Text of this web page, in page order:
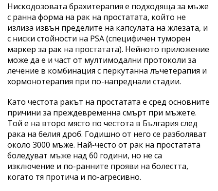
Нискодозовата брахитерапия е подходяща за мъже
с ранна форма на рак на простатата, който не
излиза извън пределите на капсулата на жлезата, и
с ниски стойности на PSA (специфичен туморен
маркер за рак на простатата). Нейното приложение
може да е и част от мултимодални протоколи за
лечение в комбинация с перкутанна лъчетерапия и
хормонотерапия при по-напреднали стадии.
Като честота ракът на простатата е сред основните
причини за преждевременна смърт при мъжете.
Той е на второ място по честота в България след
рака на белия дроб. Годишно от него се разболяват
около 3000 мъже. Най-често от рак на простатата
боледуват мъже над 60 години, но не са
изключение и по-ранните прояви на болестта,
когато тя протича и по-агресивно.